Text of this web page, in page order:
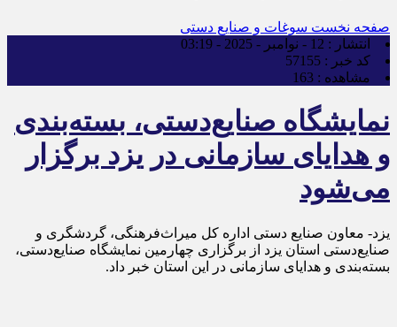
صفحه نخست سوغات و صنایع دستی
انتشار : 12 - نوامبر - 2025 - 03:19
کد خبر : 57155
مشاهده : 163
نمایشگاه صنایع‌دستی، بسته‌بندی
و هدایای سازمانی در یزد برگزار
می‌شود
یزد- معاون صنایع دستی اداره کل میراث‌فرهنگی، گردشگری و
صنایع‌دستی استان یزد از برگزاری چهارمین نمایشگاه صنایع‌دستی،
بسته‌بندی و هدایای سازمانی در این استان خبر داد.